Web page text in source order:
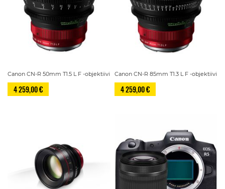
Canon CN-R 50mm T1.5 L F -objektiivi
4 259,00 €
Canon CN-R 85mm T1.3 L F -objektiivi
4 259,00 €